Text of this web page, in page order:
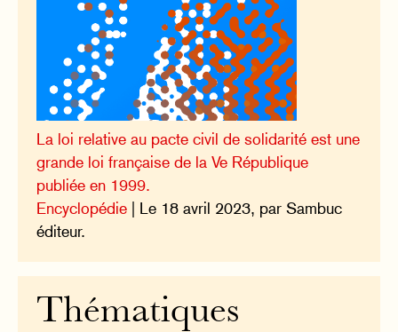
La loi relative au pacte civil de solidarité est une
grande loi française de la Ve République
publiée en 1999.
Encyclopédie | Le 18 avril 2023, par Sambuc
éditeur.
Thématiques